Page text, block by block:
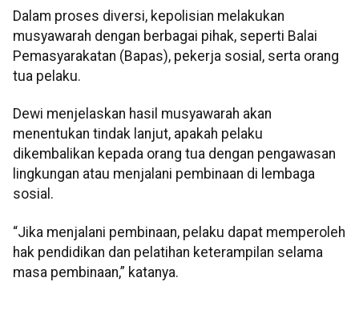
Dalam proses diversi, kepolisian melakukan
musyawarah dengan berbagai pihak, seperti Balai
Pemasyarakatan (Bapas), pekerja sosial, serta orang
tua pelaku.
Dewi menjelaskan hasil musyawarah akan
menentukan tindak lanjut, apakah pelaku
dikembalikan kepada orang tua dengan pengawasan
lingkungan atau menjalani pembinaan di lembaga
sosial.
“Jika menjalani pembinaan, pelaku dapat memperoleh
hak pendidikan dan pelatihan keterampilan selama
masa pembinaan,” katanya.